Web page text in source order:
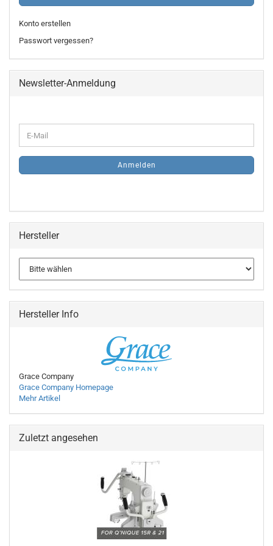
Konto erstellen
Passwort vergessen?
Newsletter-Anmeldung
ZUR
ANMELDUNG
E-
Mail
Anmelden
Hersteller
Hersteller Info
Grace Company
Grace Company Homepage
Mehr Artikel
Zuletzt angesehen